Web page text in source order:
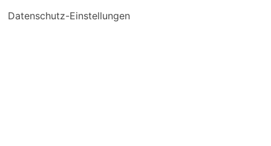
Datenschutz-Einstellungen